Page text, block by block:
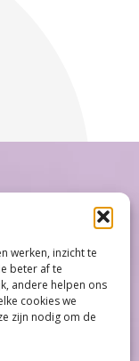
werken, inzicht te
beter af te
andere helpen ons
cookies we
zijn nodig om de